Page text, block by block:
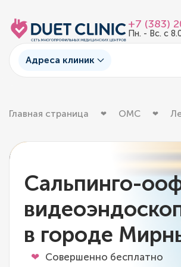
+7 (383)
Пн. - Вс. с
Адреса клиник
Главная страница ОМС
Сальпинго-
в городе
Совершенно бесплатно